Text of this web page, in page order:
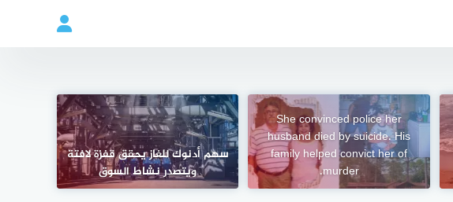
She convinced police her
husband died by suicide. His
family helped convict her of
murder.
سهم أدنوك للغاز يحقق قفزة لافتة
ويتصدر نشاط السوق